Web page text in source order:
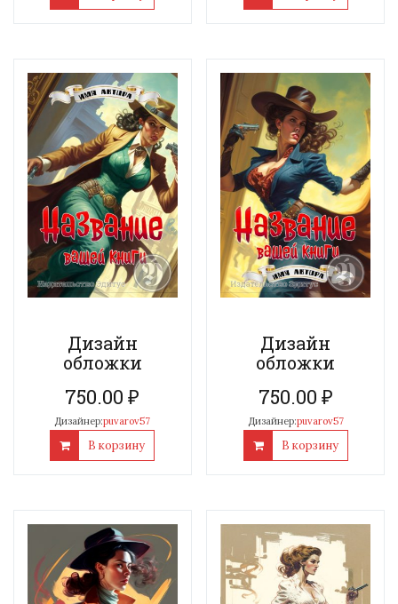
Дизайн
обложки
750.00₽
Дизайнер:puvarov57
В корзину
Дизайн
обложки
750.00 ₽
Дизайнер:puvarov57
В корзину